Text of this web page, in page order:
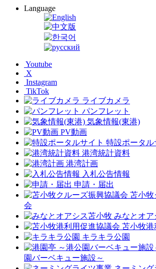
Language
Youtube
X
Instagram
TikTok
ライブカメラ
パンフレット
気象情報(東港)
PV動画
特設ポータル
港湾統計資料
港湾計画
入札公告情報
申請・届出
苫小牧
会
みなとオ
苫小牧港
キラキラ公園
園バーベキュー施設～